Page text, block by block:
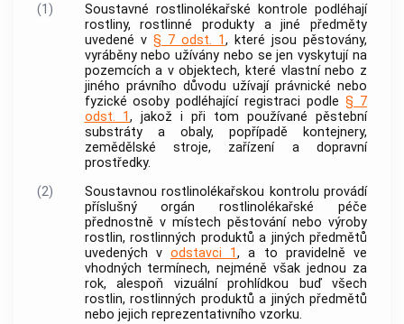
(1)
Soustavné rostlinolékařské kontrole podléhají
rostliny, rostlinné produkty a jiné předměty
uvedené v § 7 odst. 1, které jsou pěstovány,
vyráběny nebo užívány nebo se jen vyskytují na
pozemcích a v objektech, které vlastní nebo z
jiného právního důvodu užívají právnické nebo
fyzické osoby podléhající registraci podle§ 7
odst. 1, jakož i při tom používané pěstební
substráty a obaly, popřípadě kontejnery,
zemědělské stroje, zařízení a dopravní
prostředky.
(2)
Soustavnou rostlinolékařskou kontrolu provádí
příslušný orgán rostlinolékařské péče
přednostně v místech pěstování nebo výroby
rostlin, rostlinných produktů a jiných předmětů
uvedených v odstavci 1, a to pravidelně ve
vhodných termínech, nejméně však jednou za
rok, alespoň vizuální prohlídkou buď všech
rostlin, rostlinných produktů a jiných předmětů
nebo jejich reprezentativního vzorku.